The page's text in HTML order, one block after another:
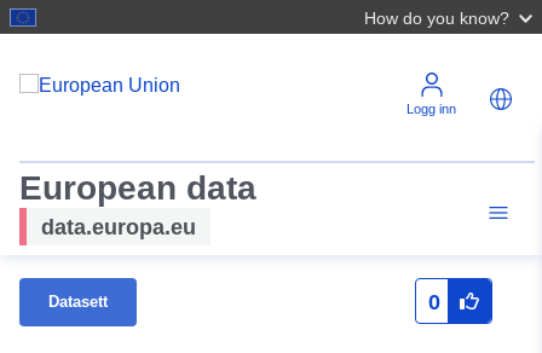
How do you know?
Logg inn
European data
data.europa.eu
Datasett 0